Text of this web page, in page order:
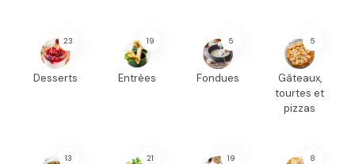
23
Desserts
19
Entrées
5
Fondues
5
Gâteaux,
tourtes et
pizzas
13 21 19 8